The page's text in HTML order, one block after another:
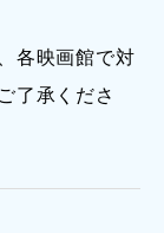
各映画館で対
了承くださ